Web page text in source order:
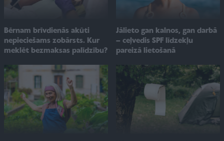
Bērnam brīvdienās akūti
nepieciešams zobārsts. Kur
meklēt bezmaksas palīdzību?
Jālieto gan kalnos, gan darbā
– ceļvedis SPF līdzekļu
pareizā lietošanā